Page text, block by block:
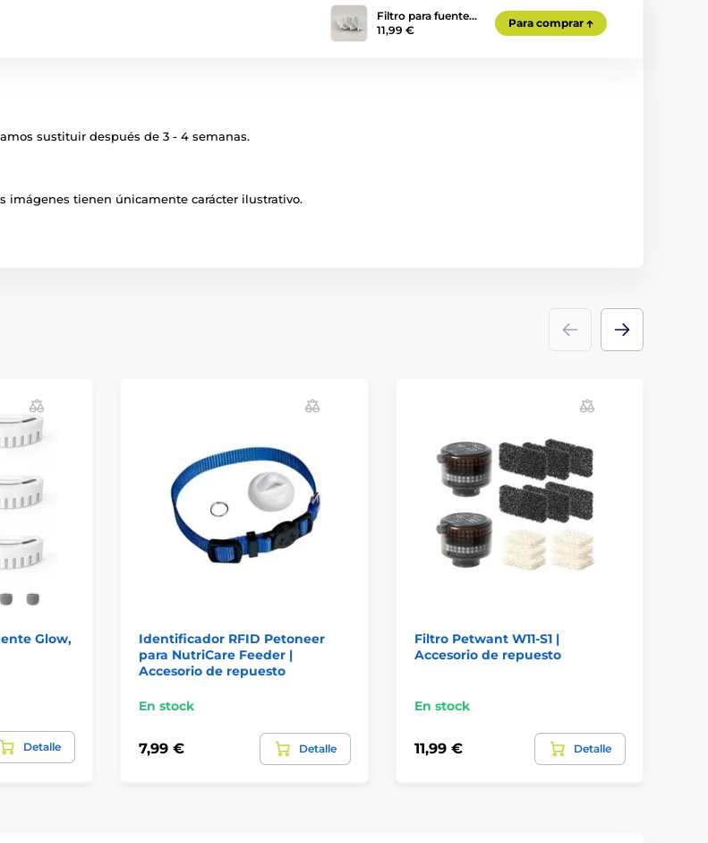
Filtro para fuente…
11,99 €
Para comprar
sustituir después de 3 - 4 semanas.
imágenes tienen únicamente carácter ilustrativo.
Glow,
Detalle
Identificador RFID Petoneer
para NutriCare Feeder |
Accesorio de repuesto
En stock
7,99 € Detalle
Filtro Petwant W11-S1 |
Accesorio de repuesto
En stock
11,99 € Detalle